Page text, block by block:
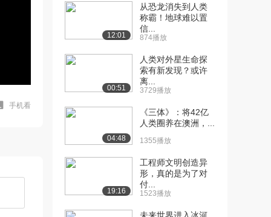
手机看
12:01
从恐龙消失到人类
称霸！地球难以置
信...
874播放
00:51
人类对外星生命探
索有新发现？或许
离...
3729播放
04:48
《三体》：将42亿
人类圈养在澳洲，...
1355播放
19:16
工程师文明创造异
形，真的是为了对
付...
1523播放